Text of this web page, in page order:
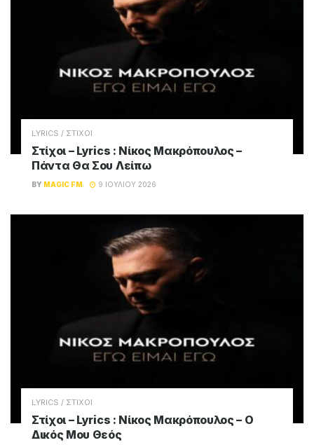
LYRICS / ΣΤΙΧΟΙ
Στίχοι – Lyrics : Νίκος Μακρόπουλος –
Πάντα Θα Σου Λείπω
BY MAGIC FM 9 ΙΟΥΛΊΟΥ 2026
LYRICS / ΣΤΙΧΟΙ
Στίχοι – Lyrics : Νίκος Μακρόπουλος – Ο
Δικός Μου Θεός